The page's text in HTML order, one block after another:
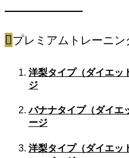
プレミアムトレーニン
洋梨タイプ（ダイエッ
ジ
バナナタイプ（ダイエ
ージ
洋梨タイプ（ダイエッ